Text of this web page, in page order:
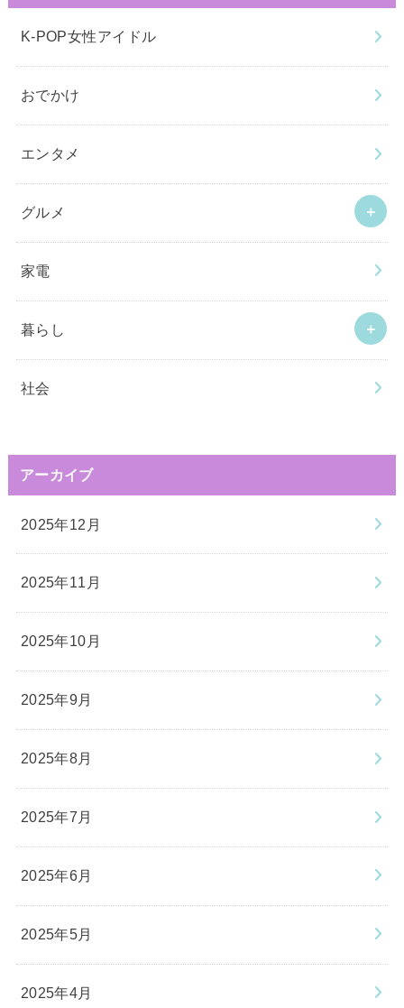
K-POP女性アイドル
おでかけ
エンタメ
グルメ
家電
暮らし
社会
アーカイブ
2025年12月
2025年11月
2025年10月
2025年9月
2025年8月
2025年7月
2025年6月
2025年5月
2025年4月